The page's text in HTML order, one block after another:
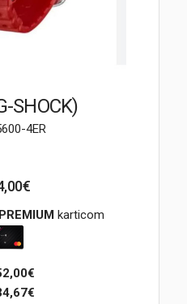
SHOCK)
4ER
PREMIUM karticom